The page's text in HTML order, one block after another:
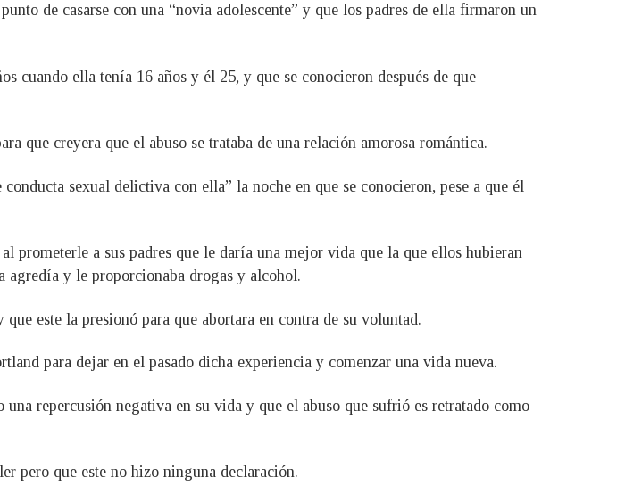
de casarse con una “novia adolescente” y que los padres de ella firmaron un
cuando ella tenía 16 años y él 25, y que se conocieron después de que
que creyera que el abuso se trataba de una relación amorosa romántica.
sexual delictiva con ella” la noche en que se conocieron, pese a que él
prometerle a sus padres que le daría una mejor vida que la que ellos hubieran
agredía y le proporcionaba drogas y alcohol.
este la presionó para que abortara en contra de su voluntad.
para dejar en el pasado dicha experiencia y comenzar una vida nueva.
repercusión negativa en su vida y que el abuso que sufrió es retratado como
pero que este no hizo ninguna declaración.